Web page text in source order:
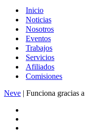
Inicio
Noticias
Nosotros
Eventos
Trabajos
Servicios
Afiliados
Comisiones
Neve | Funciona gracias a